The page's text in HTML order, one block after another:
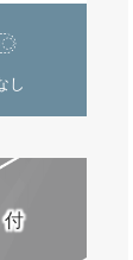
し
付